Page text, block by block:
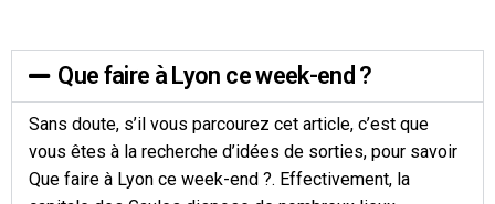
Que faire à Lyon ce week-end ?
Sans doute, s’il vous parcourez cet article, c’est que
vous êtes à la recherche d’idées de sorties, pour savoir
Que faire à Lyon ce week-end ?. Effectivement, la